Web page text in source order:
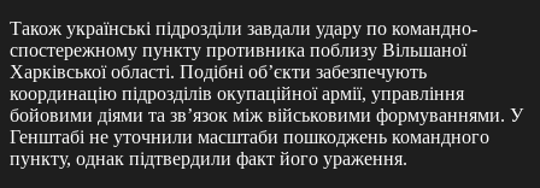
Також українські підрозділи завдали удару по командно-
спостережному пункту противника поблизу Вільшаної
Харківської області. Подібні об’єкти забезпечують
координацію підрозділів окупаційної армії, управління
бойовими діями та зв’язок між військовими формуваннями. У
Генштабі не уточнили масштаби пошкоджень командного
пункту, однак підтвердили факт його ураження.